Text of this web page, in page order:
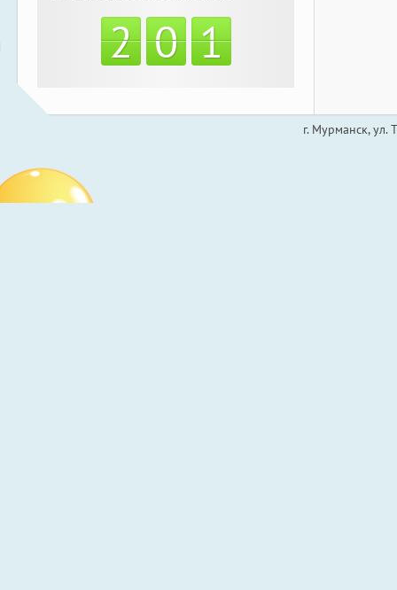
2 0 1
г. Мурманск,